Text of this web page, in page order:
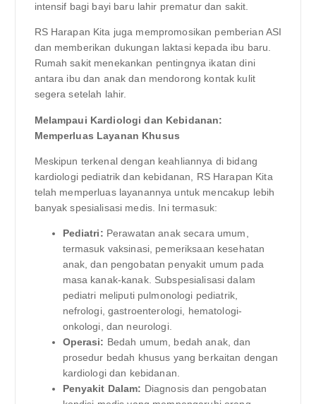
intensif bagi bayi baru lahir prematur dan sakit.
RS Harapan Kita juga mempromosikan pemberian ASI
dan memberikan dukungan laktasi kepada ibu baru.
Rumah sakit menekankan pentingnya ikatan dini
antara ibu dan anak dan mendorong kontak kulit
segera setelah lahir.
Melampaui Kardiologi dan Kebidanan:
Memperluas Layanan Khusus
Meskipun terkenal dengan keahliannya di bidang
kardiologi pediatrik dan kebidanan, RS Harapan Kita
telah memperluas layanannya untuk mencakup lebih
banyak spesialisasi medis. Ini termasuk:
Pediatri: Perawatan anak secara umum,
termasuk vaksinasi, pemeriksaan kesehatan
anak, dan pengobatan penyakit umum pada
masa kanak-kanak. Subspesialisasi dalam
pediatri meliputi pulmonologi pediatrik,
nefrologi, gastroenterologi, hematologi-
onkologi, dan neurologi.
Operasi: Bedah umum, bedah anak, dan
prosedur bedah khusus yang berkaitan dengan
kardiologi dan kebidanan.
Penyakit Dalam: Diagnosis dan pengobatan